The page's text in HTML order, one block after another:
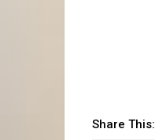
Share This: